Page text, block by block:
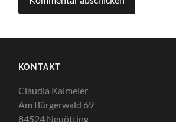
KONTAKT
Claudia Kalmeier
Am Bürgerwald 69
84524 Neuötting